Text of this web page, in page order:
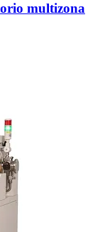
multizona